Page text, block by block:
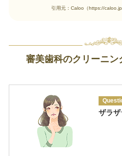
引用元：Caloo（https://
審美歯科のクリーニン
ザラザ